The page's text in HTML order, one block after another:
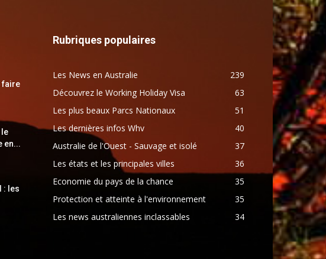
faire
le
en...
: les
Rubriques populaires
Les News en Australie
239
Découvrez le Working Holiday Visa
63
Les plus beaux Parcs Nationaux
51
Les dernières infos Whv
40
Australie de l'Ouest - Sauvage et isolé
37
Les états et les principales villes
36
Economie du pays de la chance
35
Protection et atteinte à l'environnement
35
Les news australiennes inclassables
34